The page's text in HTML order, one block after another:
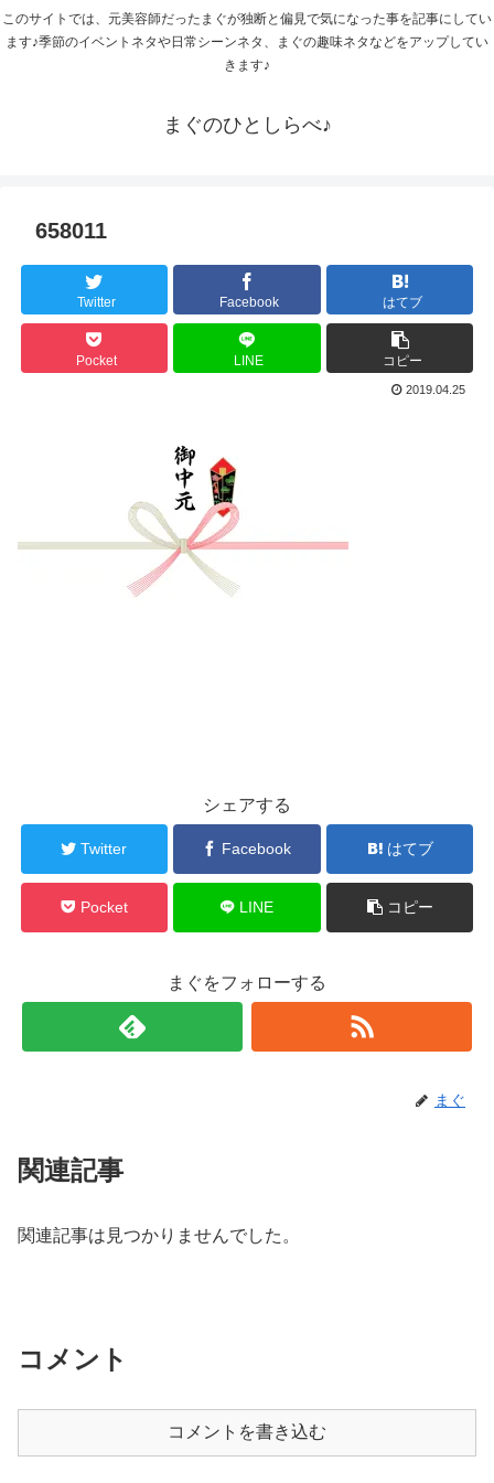
このサイトでは、元美容師だったまぐが独断と偏見で気になった事を記事にしてい
ます♪季節のイベントネタや日常シーンネタ、まぐの趣味ネタなどをアップしてい
きます♪
まぐのひとしらべ♪
658011
Twitter Facebook はてブ
Pocket LINE コピー
2019.04.25
シェアする
Twitter Facebook はてブ
Pocket LINE コピー
まぐをフォローする
まぐ
関連記事
関連記事は見つかりませんでした。
コメント
コメントを書き込む